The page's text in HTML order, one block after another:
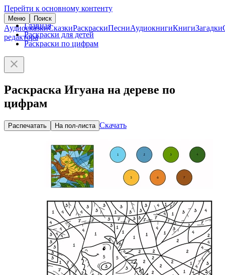
Перейти к основному контенту
Меню Поиск
АудиосказкиСказкиРаскраскиПесниАудиокнигиКнигиЗагадки
редактора
Главная
Раскраски для детей
Раскраски по цифрам
Раскраска Игуана на дереве по
цифрам
Распечатать На пол-листа Скачать